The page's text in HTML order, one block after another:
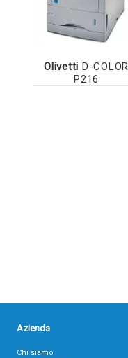
Olivetti D-COLOR
P216
Azienda
Chi siamo